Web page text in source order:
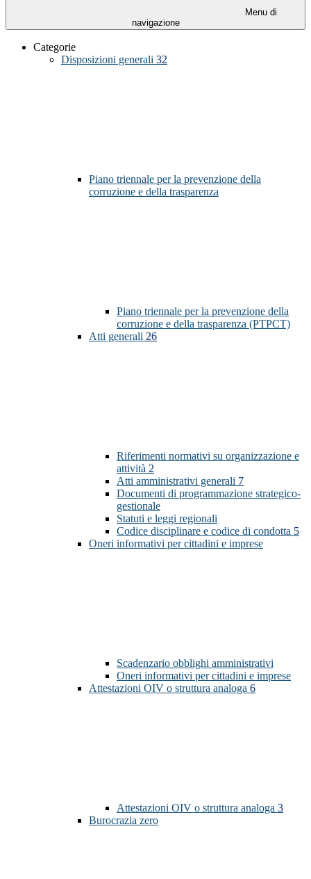
Menu di
navigazione
Categorie
Disposizioni generali 32
Piano triennale per la prevenzione della
corruzione e della trasparenza
Piano triennale per la prevenzione della
corruzione e della trasparenza (PTPCT)
Atti generali 26
Riferimenti normativi su organizzazione e
attività 2
Atti amministrativi generali 7
Documenti di programmazione strategico-
gestionale
Statuti e leggi regionali
Codice disciplinare e codice di condotta 5
Oneri informativi per cittadini e imprese
Scadenzario obblighi amministrativi
Oneri informativi per cittadini e imprese
Attestazioni OIV o struttura analoga 6
Attestazioni OIV o struttura analoga 3
Burocrazia zero